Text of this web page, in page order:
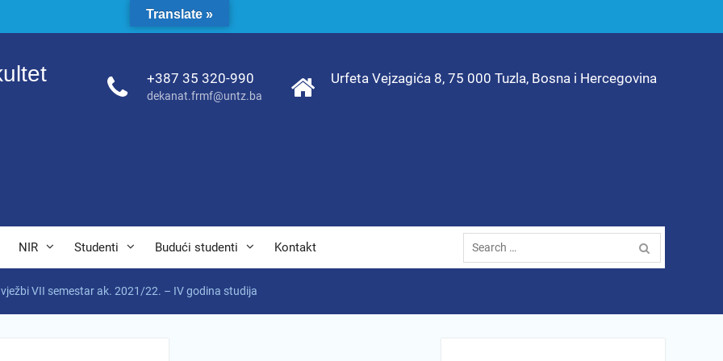
+387 35 320-990
dekanat.frmf@untz.ba
Urfeta Vejzagića 8, 75 000 Tuzla, Bosna i Hercegovina
NIR Studenti Budući studenti Kontakt
Search
for:
VII semestar ak. 2021/22. – IV godina studija
Translate »